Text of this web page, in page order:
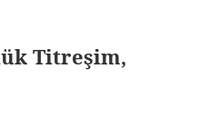
Titreşim,